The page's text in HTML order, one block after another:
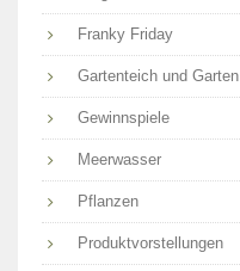
Franky Friday
Gartenteich und Garten
Gewinnspiele
Meerwasser
Pflanzen
Produktvorstellungen